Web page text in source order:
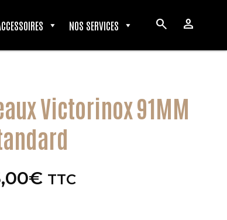
NOS SERVICES search person
Victorinox 91MM
€ TTC